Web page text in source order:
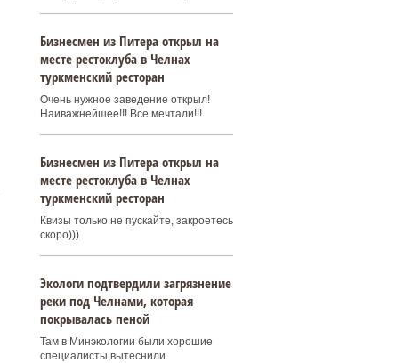
Бизнесмен из Питера открыл на
месте рестоклуба в Челнах
туркменский ресторан
Очень нужное заведение открыл!
Наиважнейшее!!! Все мечтали!!!
Бизнесмен из Питера открыл на
месте рестоклуба в Челнах
туркменский ресторан
Квизы только не пускайте, закроетесь
скоро)))
Экологи подтвердили загрязнение
реки под Челнами, которая
покрывалась пеной
Там в Минэкологии были хорошие
специалисты,вытеснили